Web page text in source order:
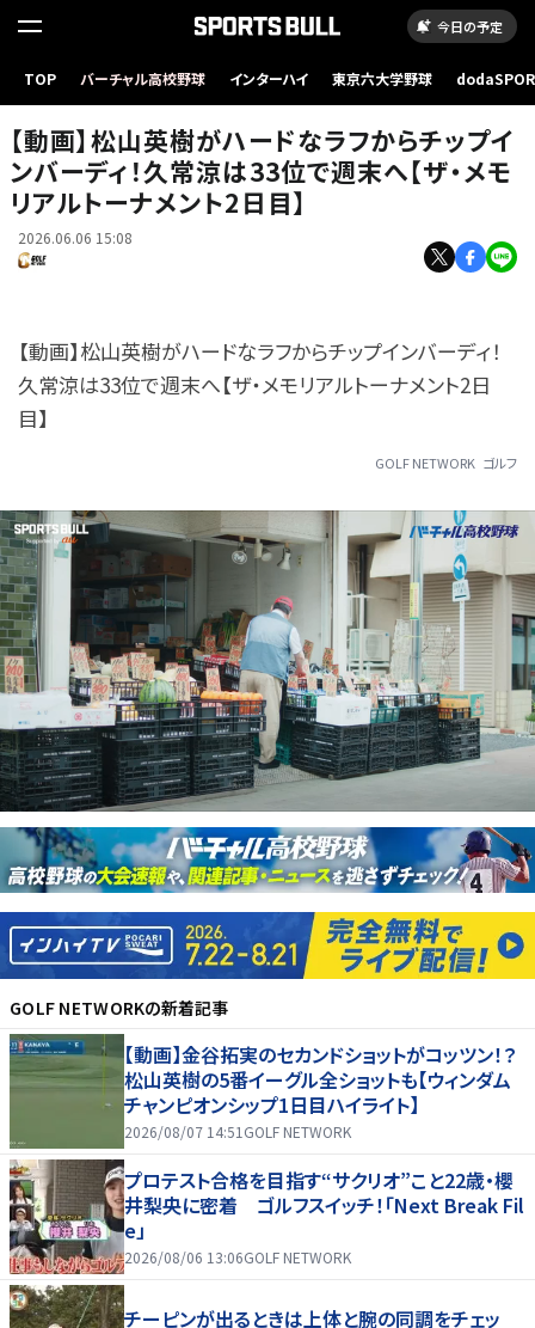
今日の予定
TOP バーチャル高校野球 インターハイ 東京六大学野球
アルトーナメント2日目】
【動画】松山英樹がハードなラフからチップイ
ンバーディ！久常涼は33位で週末へ【ザ・メモ
リアルトーナメント2日目】
2026.06.06 15:08
【動画】松山英樹がハードなラフからチップインバーディ！
久常涼は33位で週末へ【ザ・メモリアルトーナメント2日
目】
GOLF NETWORK ゴルフ
GOLF NETWORKの新着記事
【動画】金谷拓実のセカンドショットがコッツン！？
松山英樹の5番イーグル全ショットも【ウィンダム
チャンピオンシップ1日目ハイライト】
2026/08/07 14:51 GOLF NETWORK
プロテスト合格を目指す“サクリオ”こと22歳・櫻
井梨央に密着 ゴルフスイッチ！「Next Break Fil
e」
2026/08/06 13:06GOLF NETWORK
チーピンが出るときは上体と腕の同調をチェッ